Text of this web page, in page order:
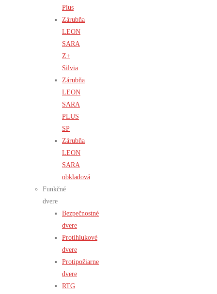
Plus
Zárubňa
LEON
SARA
Z+
Silvia
Zárubňa
LEON
SARA
PLUS
SP
Zárubňa
LEON
SARA
obkladová
Funkčné
dvere
Bezpečnostné
dvere
Protihlukové
dvere
Protipožiarne
dvere
RTG